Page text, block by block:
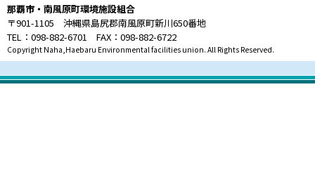
那覇市・南風原町環境施設組合
〒901-1105 沖縄県島尻郡南風原町新川650番地
TEL：098-882-6701 FAX：098-882-6722
Copyright Naha,Haebaru Environmental facilities union. All Rights Reserved.